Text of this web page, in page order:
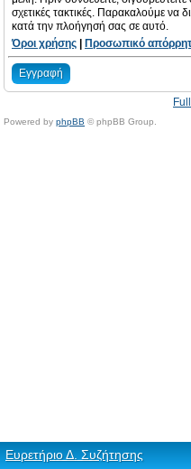
σχετικές τακτικές. Παρακαλούμε να
κατά την πλοήγησή σας σε αυτό.
Όροι χρήσης
Προσωπικό
Εγγραφή
Powered by phpBB © phpBB Group.
Ευρετήριο Δ. Συζήτησης